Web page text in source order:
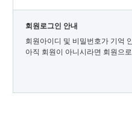
회원로그인 안내
회원아이디 및 비밀번호가 기억
아직 회원이 아니시라면 회원으